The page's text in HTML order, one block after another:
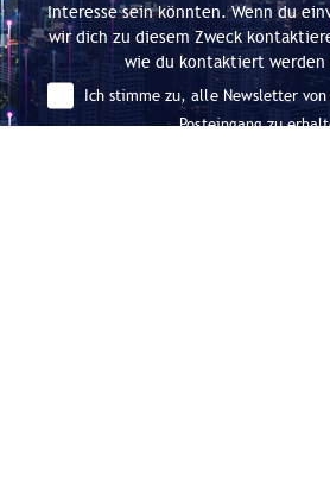
Interesse sein könnten. Wenn du
wir dich zu diesem Zweck
wie du kontaktiert
Ich stimme zu, alle Newsletter
Posteingang zu